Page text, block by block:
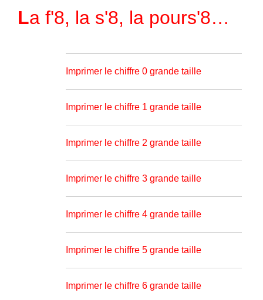
La f'8, la s'8, la pours'8…
Imprimer le chiffre 0 grande taille
Imprimer le chiffre 1 grande taille
Imprimer le chiffre 2 grande taille
Imprimer le chiffre 3 grande taille
Imprimer le chiffre 4 grande taille
Imprimer le chiffre 5 grande taille
Imprimer le chiffre 6 grande taille